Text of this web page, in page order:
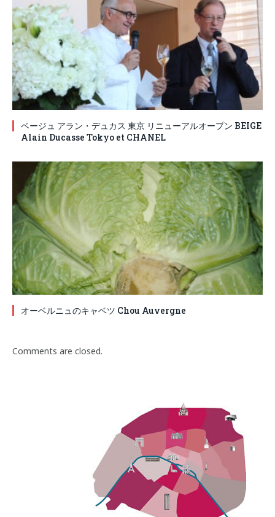
ベージュ アラン・デュカス 東京 リニューアルオープン BEIGE
Alain Ducasse Tokyo et CHANEL
オーベルニュのキャベツ Chou Auvergne
Comments are closed.